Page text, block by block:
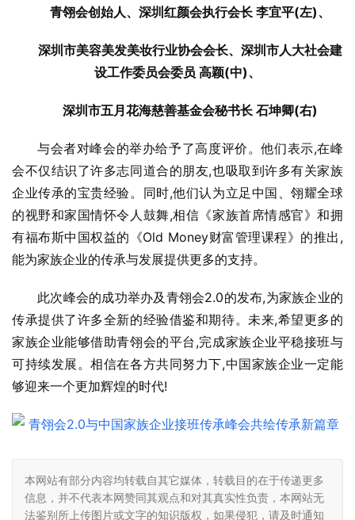
青翎会创始人、深圳红颜会执行会长 李宜平(左)、
深圳市美容美发美妆行业协会会长、深圳市人大社会建
设工作委员会委员 高颖(中)、
深圳市五月花海慈善基金会秘书长 石坤卿(右)
与会者对峰会的举办给予了高度评价。他们表示,在峰
会不仅结识了许多志同道合的朋友,也吸取到许多有关家族
企业传承的宝贵经验。同时,他们认为立足中国、翎耀全球
的视野和家国情怀令人鼓舞,相信《家族首席情感官》和拥
有福布斯中国权益的《Old Money财富管理课程》的推出,
能为家族企业的传承与发展提供更多的支持。
此次峰会的成功举办及青翎会2.0的发布,为家族企业的
传承提供了许多全新的经验借鉴和期待。未来,希望更多的
家族企业能够借助青翎会的平台,完成家族企业平稳接班与
可持续发展。相信在各方共同努力下,中国家族企业一定能
够迎来一个更加辉煌的时代!
本网站有部分内容均转载自其它媒体，转载目的在于传递更多
信息，并不代表本网赞同其观点和对其真实性负责，本网站无
法鉴别所上传图片或文字的知识版权，如果侵犯，请及时通知